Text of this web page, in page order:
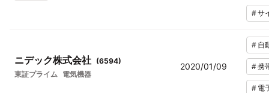
#サ
ニデック株式会社 (6594)
東証プライム 電気機器
2020/01/09
# 自
#携
# 電